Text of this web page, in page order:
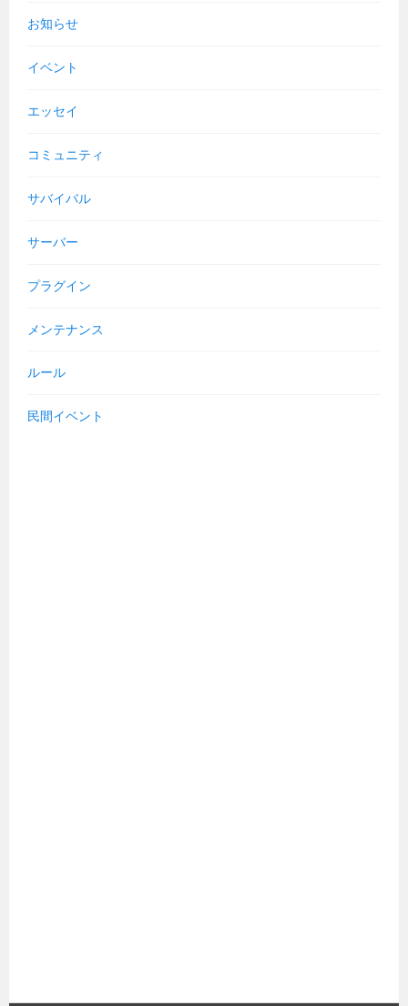
お知らせ
イベント
エッセイ
コミュニティ
サバイバル
サーバー
プラグイン
メンテナンス
ルール
民間イベント